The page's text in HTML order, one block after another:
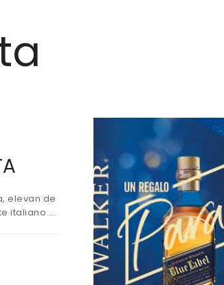
elevan de
italiano ...